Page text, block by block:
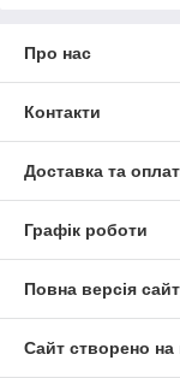
Про нас
Контакти
Доставка та
Графік роботи
Повна версія
Сайт створено на